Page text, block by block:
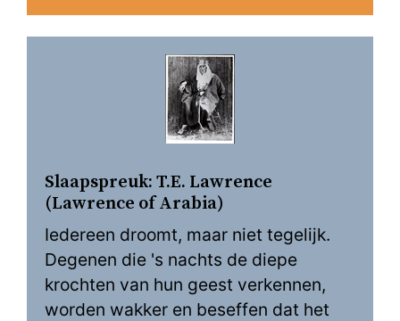
Slaapspreuk: T.E. Lawrence
(Lawrence of Arabia)
Iedereen droomt, maar niet tegelijk.
Degenen die 's nachts de diepe
krochten van hun geest verkennen,
worden wakker en beseffen dat het